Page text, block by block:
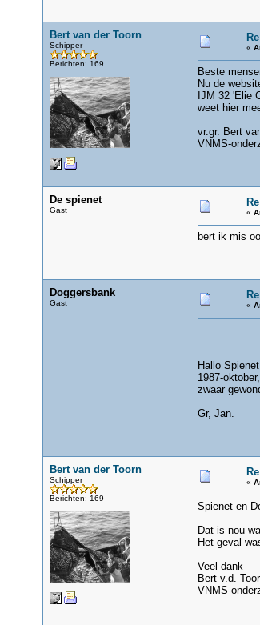
Bert van der Toorn
Schipper
Berichten: 169
«
Beste
Nu de
IJM 32 'Elie
weet hier
vr.gr. Bert
VNMS-
De spienet
Gast «
bert ik mis
Doggersbank
Gast «
Hallo
1987-
zwaar
Gr, Jan.
Bert van der Toorn
Schipper
Berichten: 169
«
Spienet en
Dat is nou
Het geval
Veel dank
Bert v.d.
VNMS-